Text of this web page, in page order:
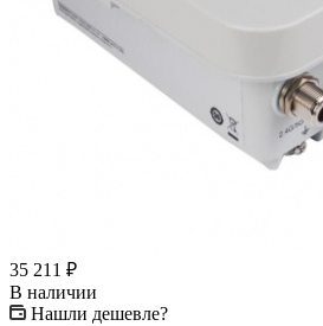
35 211 ₽
В наличии
Нашли дешевле?